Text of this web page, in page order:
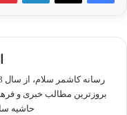
بروزترین مطالب خبری و
حاشیه